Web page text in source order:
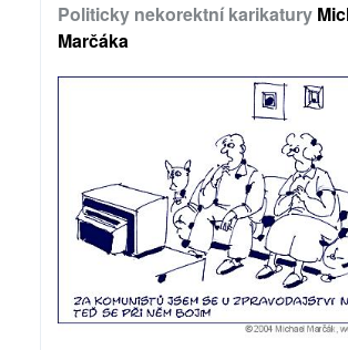
Politicky nekorektní karikatury
Marčáka